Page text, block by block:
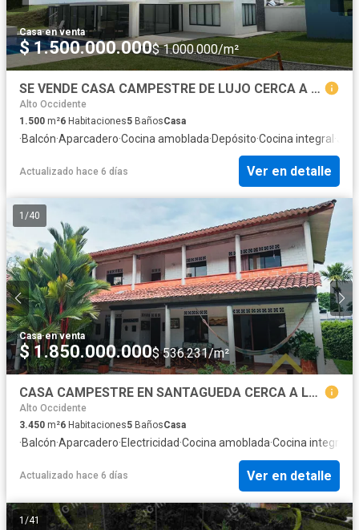
Casa·en venta
$ 1.500.000.000$ 1.000.000/m²
SE VENDE CASA CAMPESTRE DE LUJO CERCA A MANIZALEs
Alto Occidente
1.500 m²6 Habitaciones5 BañosCasa
·Balcón·Aparcadero·Cocina amoblada·Depósito·Cocina integral ·
Actualizado hace 6 días Ver en detalle
1 /40
Casa·en venta
$ 1.850.000.000$ 536.231/m²
CASA CAMPESTRE EN SANTAGUEDA CERCA A LA CIUDAD DE MANIZALES
Alto Occidente
3.450 m²6 Habitaciones5 BañosCasa
·Balcón·Aparcadero·Electricidad·Cocina amoblada·Cocina integral
Actualizado hace 6 días Ver en detalle
1 /41